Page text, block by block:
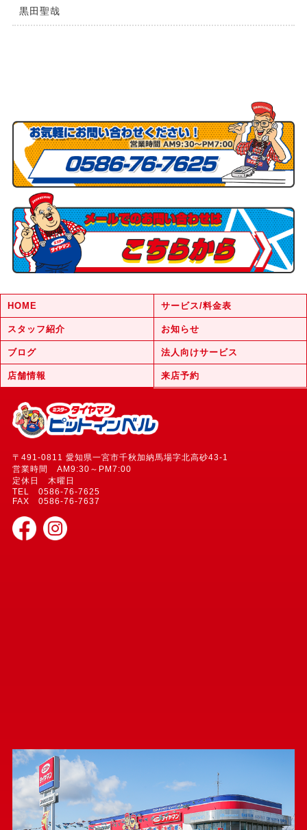
黒田聖哉
HOME サービス/料金表
スタッフ紹介 お知らせ
ブログ 法人向けサービス
店舗情報 来店予約
〒491-0811 愛知県一宮市千秋加納馬場字北高砂43-1
営業時間 AM9:30～PM7:00
定休日 木曜日
TEL 0586-76-7625
FAX 0586-76-7637